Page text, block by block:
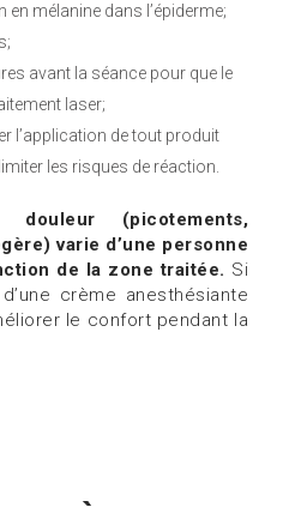
mélanine dans l’épiderme;
avant la séance pour que le
laser;
l’application de tout produit
les risques de réaction.
(picotements,
varie d’une personne
de la zone traitée. Si
crème anesthésiante
le confort pendant la